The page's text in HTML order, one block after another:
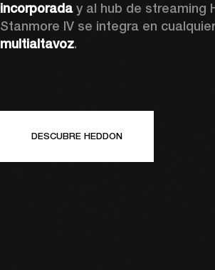
incorporada y al hub de streaming
Stanmore IV se integra en
multialtavoz.
DESCUBRE HEDDON